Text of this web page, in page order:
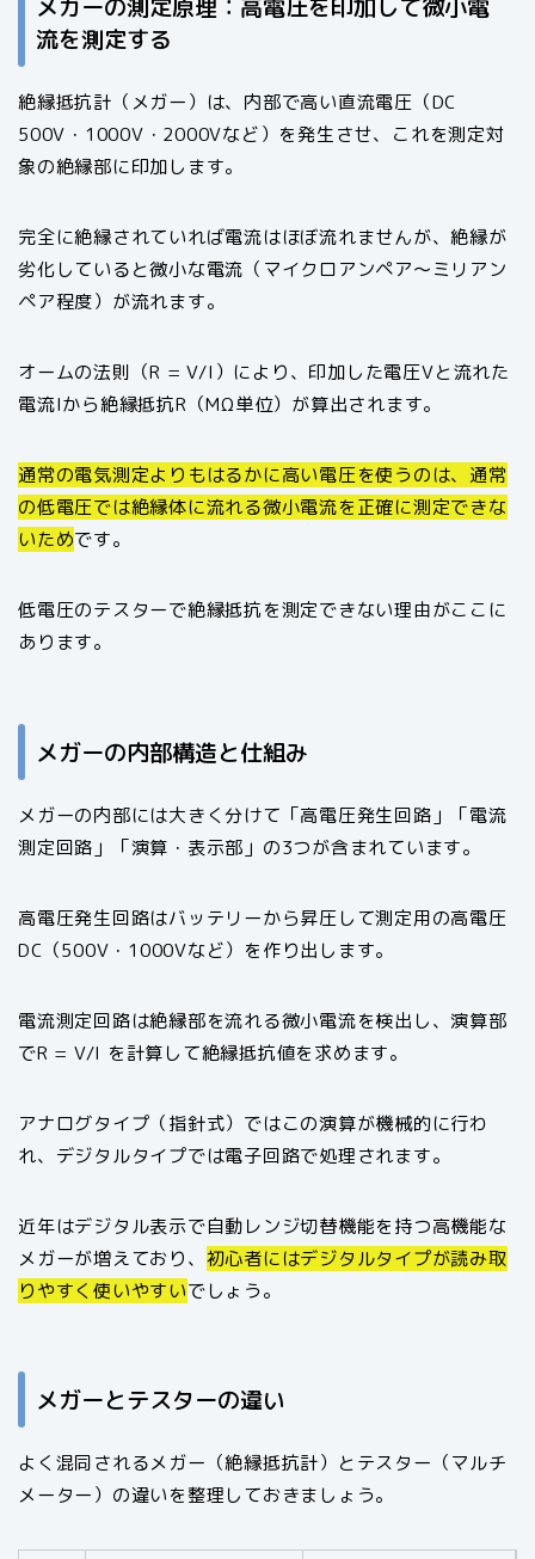
メガーの測定原理：高電圧を印加して微小電
流を測定する
絶縁抵抗計（メガー）は、内部で高い直流電圧（DC
500V・1000V・2000Vなど）を発生させ、これを測定対
象の絶縁部に印加します。
完全に絶縁されていれば電流はほぼ流れませんが、絶縁が
劣化していると微小な電流（マイクロアンペア〜ミリアン
ペア程度）が流れます。
オームの法則（R = V/I）により、印加した電圧Vと流れた
電流Iから絶縁抵抗R（MΩ単位）が算出されます。
通常の電気測定よりもはるかに高い電圧を使うのは、通常
の低電圧では絶縁体に流れる微小電流を正確に測定できな
いためです。
低電圧のテスターで絶縁抵抗を測定できない理由がここに
あります。
メガーの内部構造と仕組み
メガーの内部には大きく分けて「高電圧発生回路」「電流
測定回路」「演算・表示部」の3つが含まれています。
高電圧発生回路はバッテリーから昇圧して測定用の高電圧
DC（500V・1000Vなど）を作り出します。
電流測定回路は絶縁部を流れる微小電流を検出し、演算部
でR = V/I を計算して絶縁抵抗値を求めます。
アナログタイプ（指針式）ではこの演算が機械的に行わ
れ、デジタルタイプでは電子回路で処理されます。
近年はデジタル表示で自動レンジ切替機能を持つ高機能な
メガーが増えており、 初心者にはデジタルタイプが読み取
りやすく使いやすいでしょう。
メガーとテスターの違い
よく混同されるメガー（絶縁抵抗計）とテスター（マルチ
メーター）の違いを整理しておきましょう。